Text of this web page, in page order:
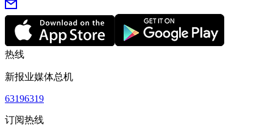
热线
新报业媒体总机
63196319
订阅热线